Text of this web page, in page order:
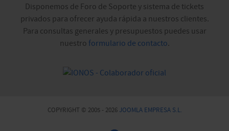
Disponemos de Foro de Soporte y sistema de tickets
privados para ofrecer ayuda rápida a nuestros clientes.
Para consultas generales y presupuestos puedes usar
nuestro formulario de contacto.
COPYRIGHT © 2005 - 2026 JOOMLA EMPRESA S.L.